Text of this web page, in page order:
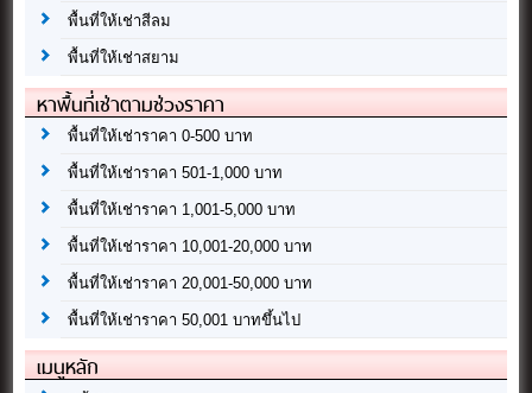
พื้นที่ให้เช่าสีลม
พื้นที่ให้เช่าสยาม
หาพื้นที่เช่าตามช่วงราคา
พื้นที่ให้เช่าราคา 0-500 บาท
พื้นที่ให้เช่าราคา 501-1,000 บาท
พื้นที่ให้เช่าราคา 1,001-5,000 บาท
พื้นที่ให้เช่าราคา 10,001-20,000 บาท
พื้นที่ให้เช่าราคา 20,001-50,000 บาท
พื้นที่ให้เช่าราคา 50,001 บาทขึ้นไป
เมนูหลัก